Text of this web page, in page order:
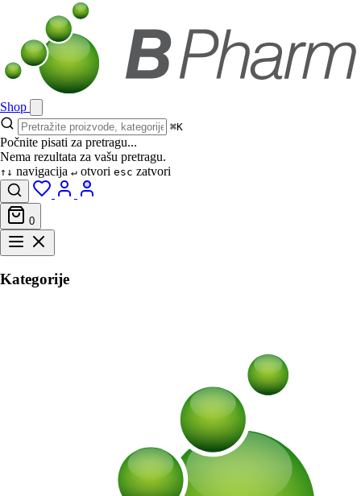
Shop
⌘K
Počnite pisati za pretragu...
Nema rezultata za vašu pretragu.
↑↓ navigacija ↵ otvori esc zatvori
0
Kategorije